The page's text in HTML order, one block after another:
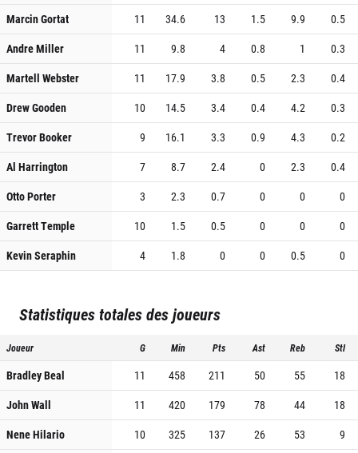
Marcin Gortat
11 34.6 13 1.5 9.9
0.5
Andre Miller
11 9.8 4 0.8 1
0.3
Martell Webster
11 17.9 3.8 0.5 2.3
0.4
Drew Gooden
10 14.5 3.4 0.4 4.2
0.3
Trevor Booker
9 16.1 3.3 0.9 4.3
0.2
Al Harrington
7 8.7 2.4 0 2.3
0.4
Otto Porter
3 2.3 0.7 0 0
0
Garrett Temple
10 1.5 0.5 0 0
0
Kevin Seraphin
4 1.8 0 0 0.5 0
Statistiques totales des joueurs
Joueur G Min Pts Ast Reb Stl
Bradley Beal 11 458 211 50 55
18
John Wall
11 420 179 78 44
18
Nene Hilario
10 325 137 26 53
9